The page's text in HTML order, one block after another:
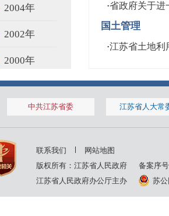
2004年
2002年
2000年
·省政府关于进
国土管理
·江苏省土地利
中共江苏省委 江苏省人大常
联系我们
网站地图
版权所有：江苏省人民政府
备案序
江苏省人民政府办公厅主办
苏